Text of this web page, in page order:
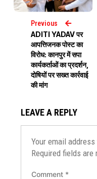
Previous
ADITI YADAV पर
आपत्तिजनक पोस्ट का
विरोध: कानपुर में सपा
कार्यकर्ताओं का प्रदर्शन,
दोषियों पर सख्त कार्रवाई
की मांग
LEAVE A REPLY
Your email
Required fields
Comment *